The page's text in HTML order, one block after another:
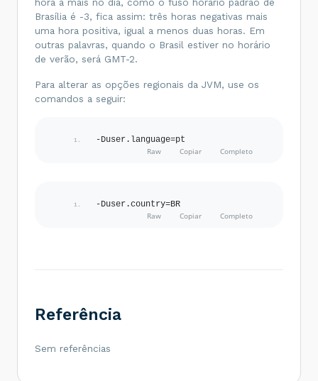
hora a mais no dia, como o fuso horário padrão de
Brasília é -3, fica assim: três horas negativas mais
uma hora positiva, igual a menos duas horas. Em
outras palavras, quando o Brasil estiver no horário
de verão, será GMT-2.
Para alterar as opções regionais da JVM, use os
comandos a seguir:
-Duser.language=pt
-Duser.country=BR
Referência
Sem referências